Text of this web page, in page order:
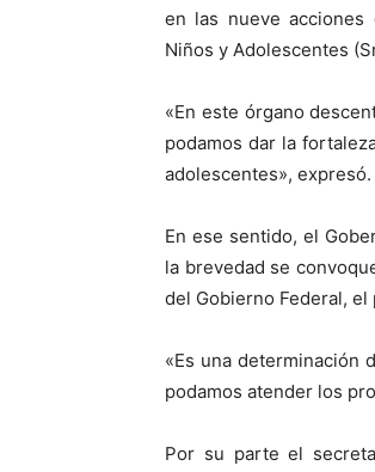
en las nueve acciones
Niños y Adolescentes
«En este órgano
podamos dar la
adolescentes», expresó.
En ese sentido, el
la brevedad se
del Gobierno Federal, el
«Es una determinación
podamos atender los
Por su parte el